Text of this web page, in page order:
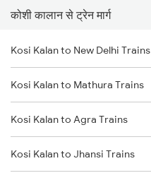
Mumbai to Pune Trains
Delhi to Jammu Trains
Mumbai to Delhi Trains
Mumbai to Goa Trains
Chennai to Coimbatore Trains
कोशी कालान से ट्रेन मार्ग
Kosi Kalan to New Delhi Trains
Kosi Kalan to Mathura Trains
Kosi Kalan to Agra Trains
Kosi Kalan to Jhansi Trains